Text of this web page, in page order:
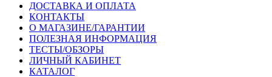
ДОСТАВКА И ОПЛАТА
КОНТАКТЫ
О МАГАЗИНЕ/ГАРАНТИИ
ПОЛЕЗНАЯ ИНФОРМАЦИЯ
ТЕСТЫ/ОБЗОРЫ
ЛИЧНЫЙ КАБИНЕТ
КАТАЛОГ